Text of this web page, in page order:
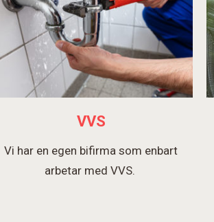
VVS
Vi har en egen bifirma som enbart
arbetar med VVS.